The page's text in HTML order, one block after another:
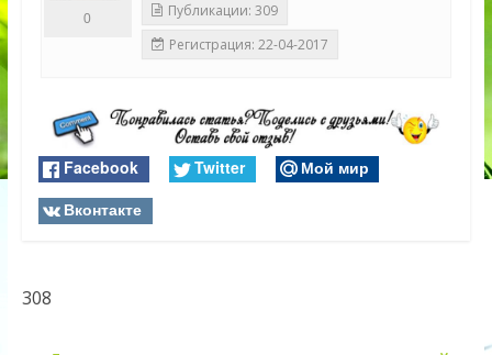
0
Публикации: 309
Регистрация: 22-04-2017
Facebook Twitter
Мой мир
Вконтакте
308